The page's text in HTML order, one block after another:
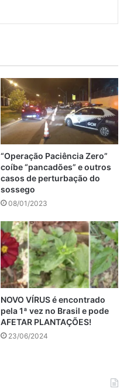
“Operação Paciência Zero”
coíbe “pancadões” e outros
casos de perturbação do
sossego
08/01/2023
NOVO VÍRUS é encontrado
pela 1ª vez no Brasil e pode
AFETAR PLANTAÇÕES!
23/06/2024